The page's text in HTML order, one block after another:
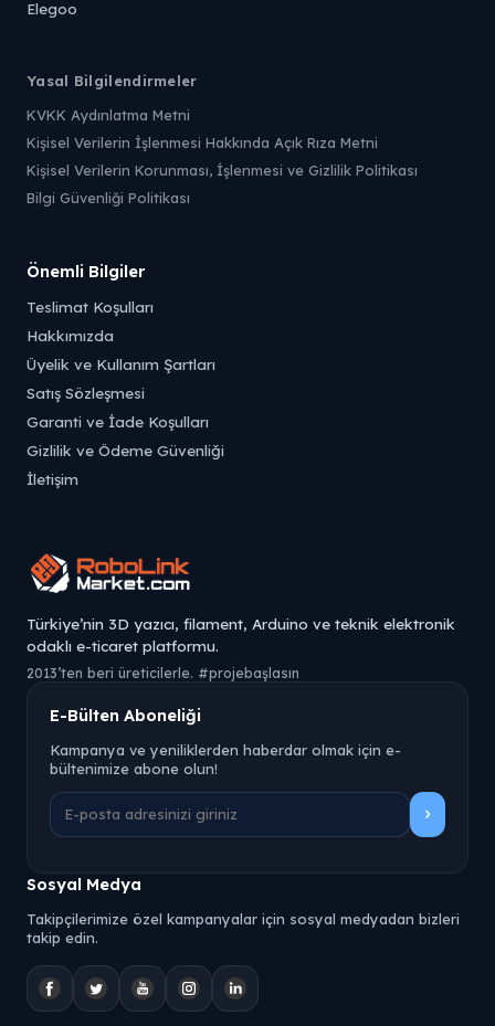
Elegoo
Yasal Bilgilendirmeler
KVKK Aydınlatma Metni
Kişisel Verilerin İşlenmesi Hakkında Açık Rıza Metni
Kişisel Verilerin Korunması, İşlenmesi ve Gizlilik Politikası
Bilgi Güvenliği Politikası
Önemli Bilgiler
Teslimat Koşulları
Hakkımızda
Üyelik ve Kullanım Şartları
Satış Sözleşmesi
Garanti ve İade Koşulları
Gizlilik ve Ödeme Güvenliği
İletişim
Türkiye’nin 3D yazıcı, filament, Arduino ve teknik elektronik
odaklı e-ticaret platformu.
2013’ten beri üreticilerle. #projebaşlasın
E-Bülten Aboneliği
Kampanya ve yeniliklerden haberdar olmak için e-
bültenimize abone olun!
Sosyal Medya
Takipçilerimize özel kampanyalar için sosyal medyadan bizleri
takip edin.